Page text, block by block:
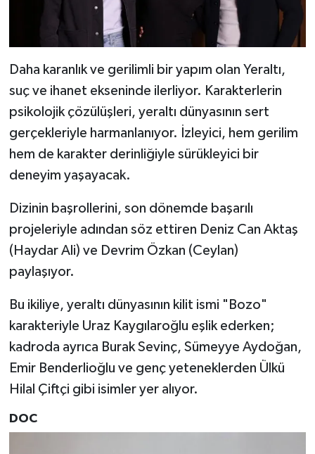
Daha karanlık ve gerilimli bir yapım olan Yeraltı,
suç ve ihanet ekseninde ilerliyor. Karakterlerin
psikolojik çözülüşleri, yeraltı dünyasının sert
gerçekleriyle harmanlanıyor. İzleyici, hem gerilim
hem de karakter derinliğiyle sürükleyici bir
deneyim yaşayacak.
Dizinin başrollerini, son dönemde başarılı
projeleriyle adından söz ettiren Deniz Can Aktaş
(Haydar Ali) ve Devrim Özkan (Ceylan)
paylaşıyor.
Bu ikiliye, yeraltı dünyasının kilit ismi "Bozo"
karakteriyle Uraz Kaygılaroğlu eşlik ederken;
kadroda ayrıca Burak Sevinç, Sümeyye Aydoğan,
Emir Benderlioğlu ve genç yeteneklerden Ülkü
Hilal Çiftçi gibi isimler yer alıyor.
DOC